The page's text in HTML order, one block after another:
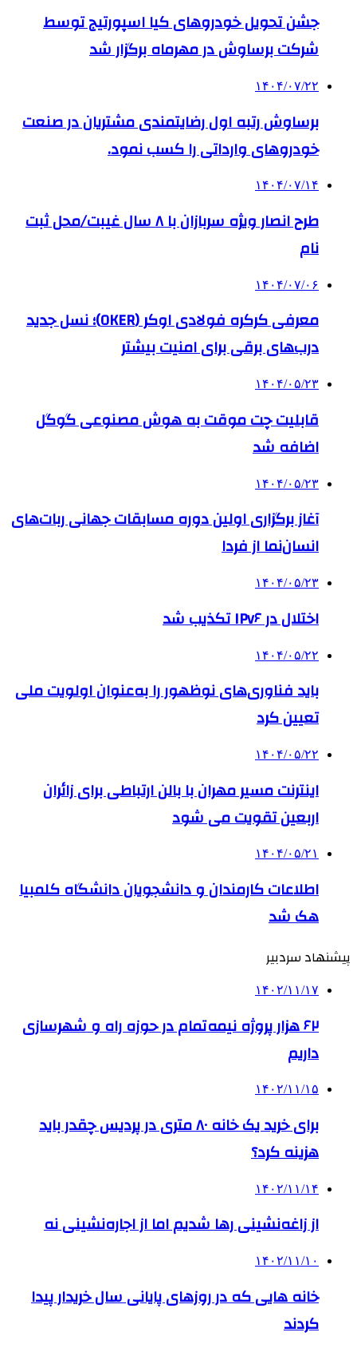
جشن تحویل خودروهای کیا اسپورتیج توسط
شرکت برساوش در مهرماه برگزار شد
۱۴۰۴/۰۷/۲۲
برساوش رتبه اول رضایتمندی مشتریان در صنعت
خودروهای وارداتی را کسب نمود.
۱۴۰۴/۰۷/۱۴
طرح انصار ویژه سربازان با ۸ سال غیبت/محل ثبت
نام
۱۴۰۴/۰۷/۰۶
معرفی کرکره فولادی اوکر (OKER)؛ نسل جدید
درب‌های برقی برای امنیت بیشتر
۱۴۰۴/۰۵/۲۳
قابلیت چت موقت به هوش مصنوعی گوگل
اضافه شد
۱۴۰۴/۰۵/۲۳
آغاز برگزاری اولین دوره مسابقات جهانی ربات‌های
انسان‌نما از فردا
۱۴۰۴/۰۵/۲۳
اختلال در IPv۶ تکذیب شد
۱۴۰۴/۰۵/۲۲
باید فناوری‌های نوظهور را به‌عنوان اولویت ملی
تعیین کرد
۱۴۰۴/۰۵/۲۲
اینترنت مسیر مهران با بالن ارتباطی برای زائران
اربعین تقویت می شود
۱۴۰۴/۰۵/۲۱
اطلاعات کارمندان و دانشجویان دانشگاه کلمبیا
هک شد
پیشنهاد سردبیر
۱۴۰۲/۱۱/۱۷
۶۲ هزار پروژه نیمه تمام در حوزه راه و شهرسازی
داریم
۱۴۰۲/۱۱/۱۵
برای خرید یک خانه ۸۰ متری در پردیس چقدر باید
هزینه کرد؟
۱۴۰۲/۱۱/۱۴
از زاغه‌نشینی رها شدیم اما از اجاره‌نشینی نه
۱۴۰۲/۱۱/۱۰
خانه هایی که در روزهای پایانی سال خریدار پیدا
کردند